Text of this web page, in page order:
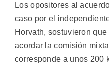
Los opositores al
caso por el
Horvath, sostuvieron
acordar la comisión
corresponde a unos 200